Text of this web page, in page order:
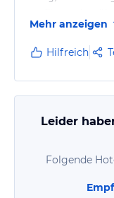
Mehr anzeigen
Hilfreich
Leider
Folgende